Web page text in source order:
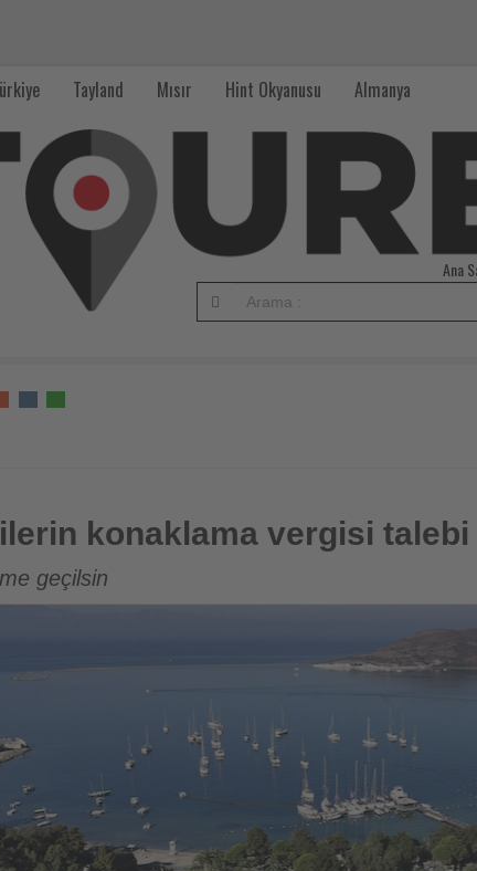
Tayland Mısır Hint Okyanusu Almanya
Ana
vergisi talebi
konaklama vergisi talebi
geçilsin